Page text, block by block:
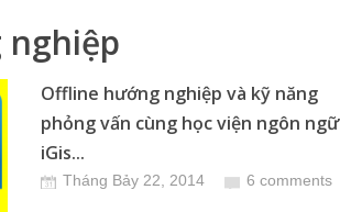
nghiệp
Offline hướng nghiệp và kỹ năng
phỏng vấn cùng học viện ngôn ngữ
iGis...
Tháng Bảy 22, 2014 6 comments